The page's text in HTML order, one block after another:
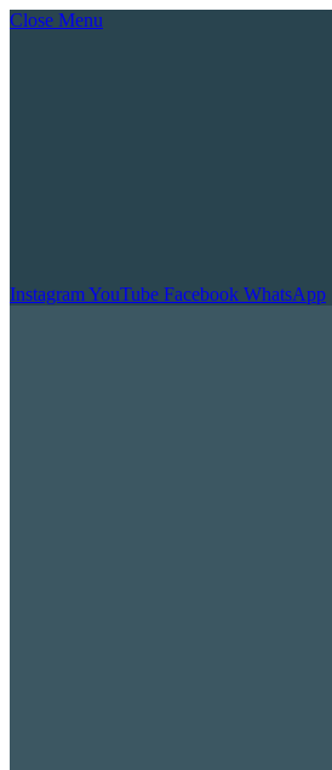
Close Menu
InstagramYouTube Facebook WhatsApp